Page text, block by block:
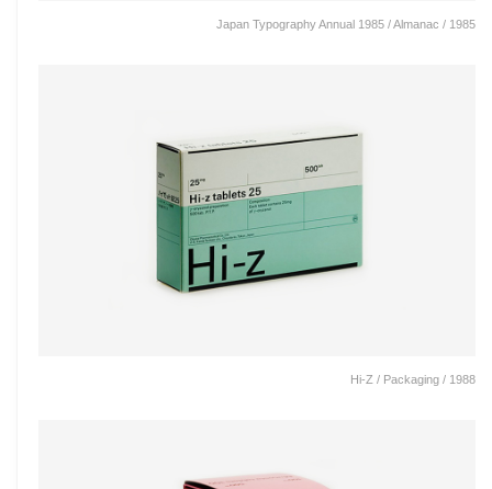
Japan Typography Annual 1985 / Almanac / 1985
Hi-Z / Packaging / 1988